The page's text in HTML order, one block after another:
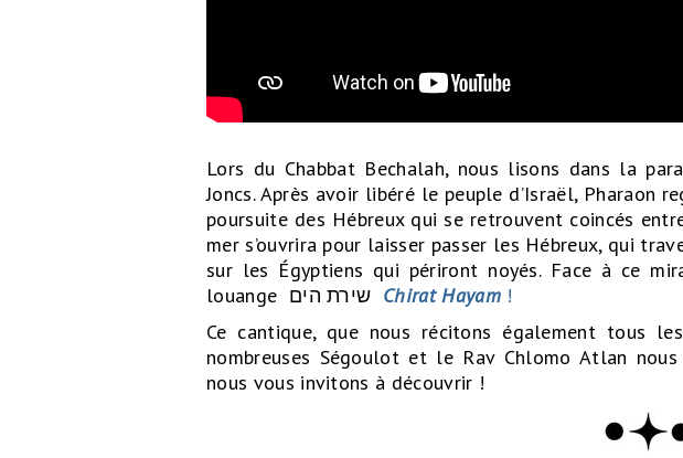
Lors du Chabbat Bechalah, nous lisons dans la
Joncs. Après avoir libéré le peuple d’Israël,
poursuite des Hébreux qui se retrouvent coincés
mer s’ouvrira pour laisser passer les Hébreux, qui
sur les Égyptiens qui périront noyés. Face à ce
Chirat Hayam!
Ce cantique, que nous récitons également tous
nombreuses Ségoulot et le Rav Chlomo Atlan
nous vous invitons à découvrir !